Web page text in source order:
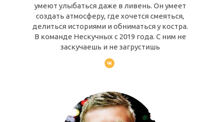
умеют улыбаться даже в ливень. Он умеет
создать атмосферу, где хочется смеяться,
делиться историями и обниматься у костра.
В команде Нескучных с 2019 года. С ним не
заскучаешь и не загрустишь